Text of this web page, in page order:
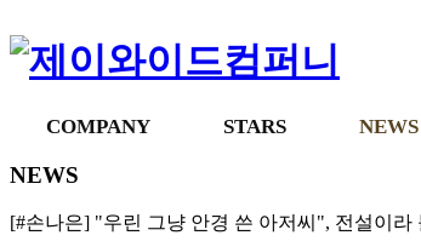
COMPANY STARS NEWS
NEWS
[#손나은] "우린 그냥 안경 쓴 아저씨", 전설이라